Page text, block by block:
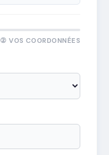
② VOS COORDONNÉES